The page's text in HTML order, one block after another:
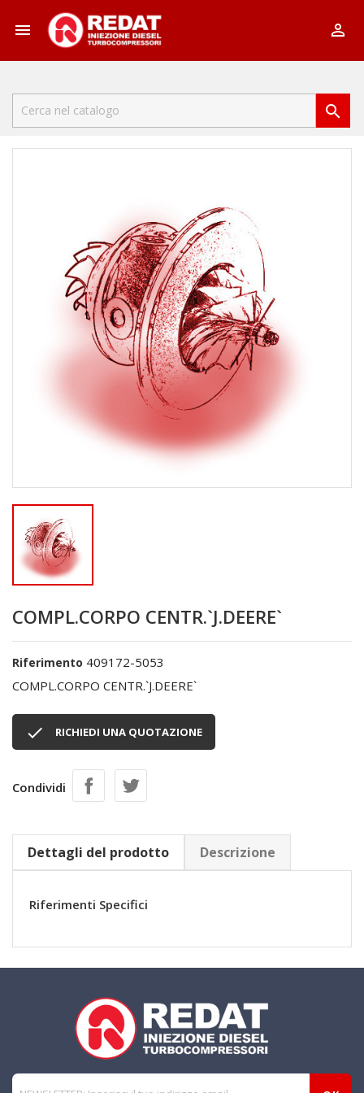
 

COMPL.CORPO CENTR.`J.DEERE`
Riferimento 409172-5053
COMPL.CORPO CENTR.`J.DEERE`
 RICHIEDI UNA QUOTAZIONE
Condividi
Dettagli del prodotto Descrizione
Riferimenti Specifici